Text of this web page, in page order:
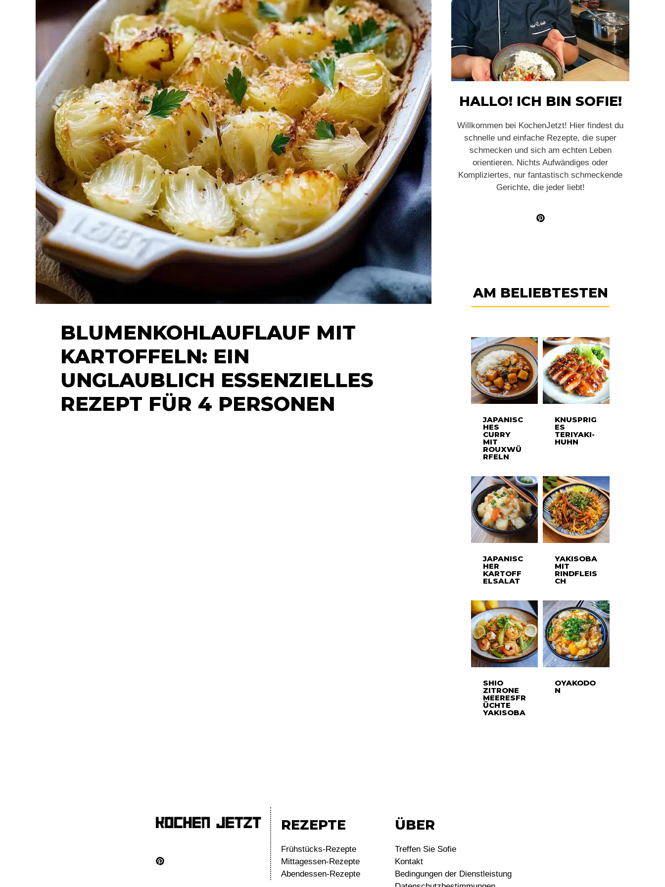
BLUMENKOHLAUFLAUF MIT
KARTOFFELN: EIN
UNGLAUBLICH ESSENZIELLES
REZEPT FÜR 4 PERSONEN
HALLO! ICH BIN SOFIE!
Willkommen bei KochenJetzt! Hier findest du
schnelle und einfache Rezepte, die super
schmecken und sich am echten Leben
orientieren. Nichts Aufwändiges oder
Kompliziertes, nur fantastisch schmeckende
Gerichte, die jeder liebt!
AM BELIEBTESTEN
JAPANISC
HES
CURRY
MIT
ROUXWÜ
RFELN
KNUSPRIG
ES
TERIYAKI-
HUHN
JAPANISC
HER
KARTOFF
ELSALAT
YAKISOBA
MIT
RINDFLEIS
CH
SHIO
ZITRONE
MEERESFR
ÜCHTE
YAKISOBA
OYAKODO
N
REZEPTE
Frühstücks-Rezepte
Mittagessen-Rezepte
Abendessen-Rezepte
ÜBER
Treffen Sie Sofie
Kontakt
Bedingungen der Dienstleistung